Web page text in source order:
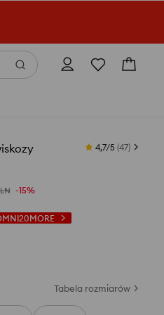
4,7/5 (47)
-15%
Tabela rozmiarów